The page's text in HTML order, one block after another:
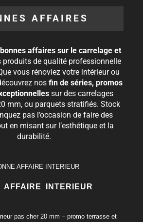
AFFAIRES
bonnes affaires sur le carrelage et
produits de qualité professionnelle
vous rénoviez votre intérieur ou
nos fin de séries, promos
sur des carrelages
mm, ou parquets stratifiés. Stock
pas l’occasion de faire des
en misant sur l’esthétique et la
durabilité.
AFFAIRE INTERIEUR